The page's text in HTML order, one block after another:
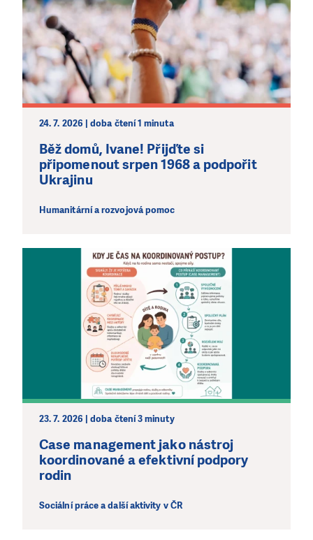
24. 7. 2026 | doba čtení 1 minuta
Běž domů, Ivane! Přijďte si
připomenout srpen 1968 a podpořit
Ukrajinu
Humanitární a rozvojová pomoc
23. 7. 2026 | doba čtení 3 minuty
Case management jako nástroj
koordinované a efektivní podpory
rodin
Sociální práce a další aktivity v ČR
Abychom mohli pomáhat smysluplně, neobejdeme se
bez Vaší podpory. Ať už se nám rozhodnete pomoci
jedním darem nebo se stanete pravidelným dárcem
Klubu přátel, Vaše dary nám umožní pomoci vždy tam,
kde je to nejvíce potřeba.